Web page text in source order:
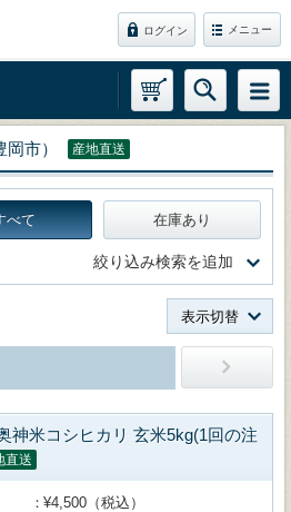
ログイン メニュー
岡市） 産地直送
べて 在庫あり
絞り込み検索を追加
表示切替
神米コシヒカリ 玄米5kg(1回の注
直送
¥4,500（税込）